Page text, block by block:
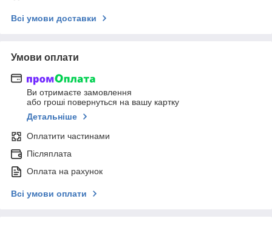
Всі умови доставки
Умови оплати
Ви отримаєте замовлення
або гроші повернуться на вашу картку
Детальніше
Оплатити частинами
Післяплата
Оплата на рахунок
Всі умови оплати